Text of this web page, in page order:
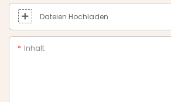
Dateien Hochladen
Inhalt